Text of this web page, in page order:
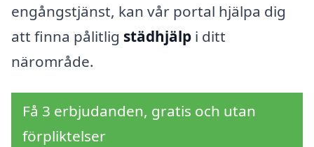
engångstjänst, kan vår portal hjälpa dig
att finna pålitlig städhjälp i ditt
närområde.
Få 3 erbjudanden, gratis och utan
förpliktelser